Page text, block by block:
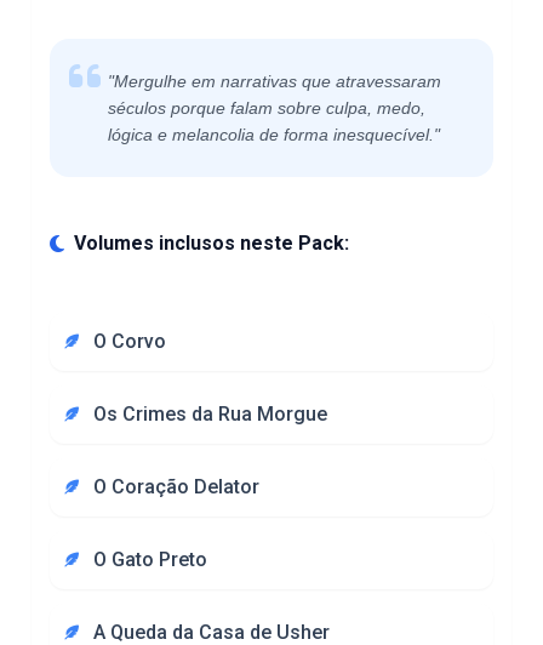
"Mergulhe em narrativas que atravessaram
séculos porque falam sobre culpa, medo,
lógica e melancolia de forma inesquecível."
Volumes inclusos neste Pack:
O Corvo
Os Crimes da Rua Morgue
O Coração Delator
O Gato Preto
A Queda da Casa de Usher